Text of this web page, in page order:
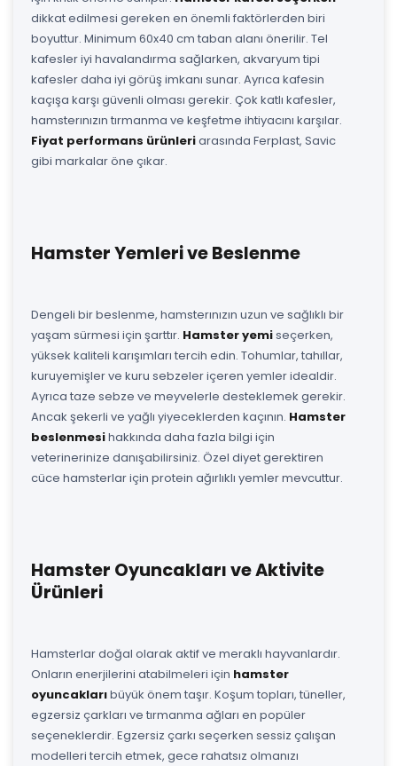
dikkat edilmesi gereken en önemli faktörlerden biri
boyuttur. Minimum 60x40 cm taban alanı önerilir. Tel
kafesler iyi havalandırma sağlarken, akvaryum tipi
kafesler daha iyi görüş imkanı sunar. Ayrıca kafesin
kaçışa karşı güvenli olması gerekir. Çok katlı kafesler,
hamsterınızın tırmanma ve keşfetme ihtiyacını karşılar.
Fiyat performans ürünleriarasında Ferplast, Savic
gibi markalar öne çıkar.
Hamster Yemleri ve Beslenme
Dengeli bir beslenme, hamsterınızın uzun ve sağlıklı bir
yaşam sürmesi için şarttır. Hamster yemiseçerken,
yüksek kaliteli karışımları tercih edin. Tohumlar, tahıllar,
kuruyemişler ve kuru sebzeler içeren yemler idealdir.
Ayrıca taze sebze ve meyvelerle desteklemek gerekir.
Ancak şekerli ve yağlı yiyeceklerden kaçının. Hamster
beslenmesihakkında daha fazla bilgi için
veterinerinize danışabilirsiniz. Özel diyet gerektiren
cüce hamsterlar için protein ağırlıklı yemler mevcuttur.
Hamster Oyuncakları ve Aktivite
Ürünleri
Hamsterlar doğal olarak aktif ve meraklı hayvanlardır.
Onların enerjilerini atabilmeleri için hamster
oyuncaklarıbüyük önem taşır. Koşum topları, tüneller,
egzersiz çarkları ve tırmanma ağları en popüler
seçeneklerdir. Egzersiz çarkı seçerken sessiz çalışan
modelleri tercih etmek, gece rahatsız olmanızı